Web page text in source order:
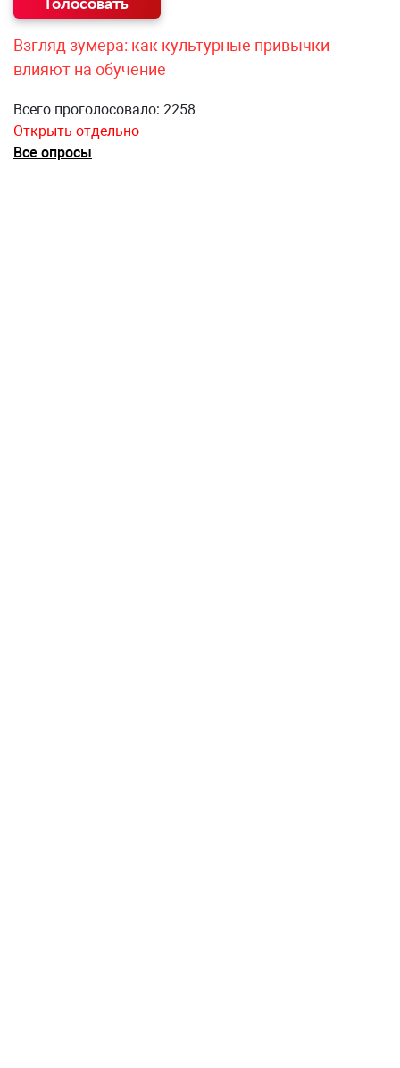
Взгляд зумера: как культурные привычки
влияют на обучение
Всего проголосовало: 2258
Открыть отдельно
Все опросы